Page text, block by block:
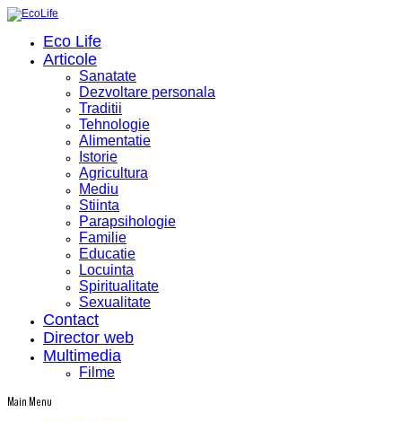
Eco Life
Articole
Sanatate
Dezvoltare personala
Traditii
Tehnologie
Alimentatie
Istorie
Agricultura
Mediu
Stiinta
Parapsihologie
Familie
Educatie
Locuinta
Spiritualitate
Sexualitate
Contact
Director web
Multimedia
Filme
Main Menu